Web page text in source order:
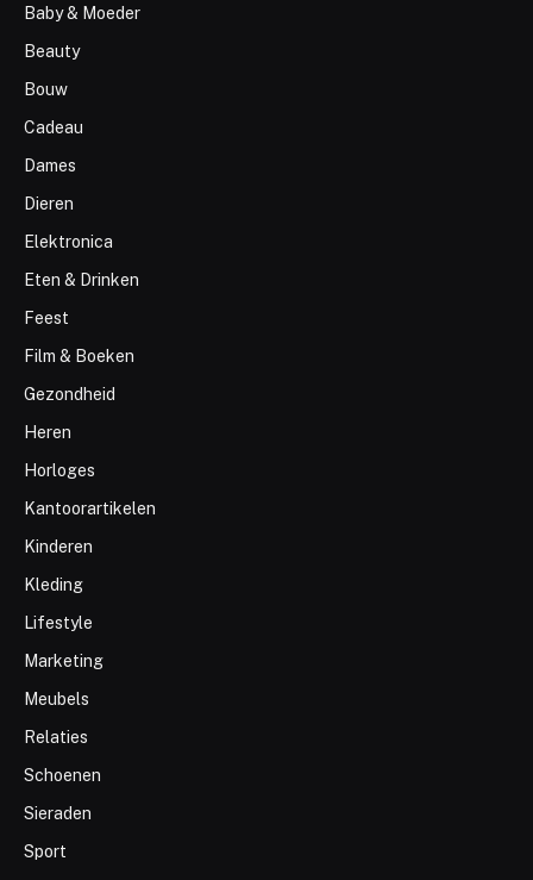
Baby & Moeder
Beauty
Bouw
Cadeau
Dames
Dieren
Elektronica
Eten & Drinken
Feest
Film & Boeken
Gezondheid
Heren
Horloges
Kantoorartikelen
Kinderen
Kleding
Lifestyle
Marketing
Meubels
Relaties
Schoenen
Sieraden
Sport